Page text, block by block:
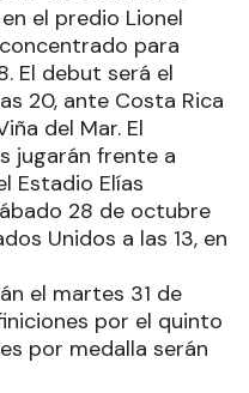
el predio Lionel
para
El debut será el
20, ante Costa Rica
del Mar. El
jugarán frente a
Estadio Elías
28 de octubre
Unidos a las 13, en
el martes 31 de
por el quinto
por medalla serán